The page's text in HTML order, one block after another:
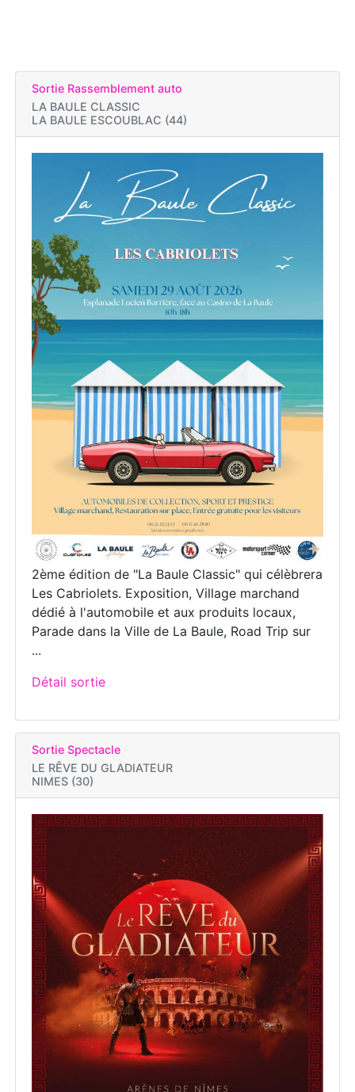
Sortie Rassemblement auto
LA BAULE CLASSIC
LA BAULE ESCOUBLAC (44)
2ème édition de "La Baule Classic" qui célèbrera
Les Cabriolets. Exposition, Village marchand
dédié à l'automobile et aux produits locaux,
Parade dans la Ville de La Baule, Road Trip sur
...
Détail sortie
Sortie Spectacle
LE RÊVE DU GLADIATEUR
NIMES (30)